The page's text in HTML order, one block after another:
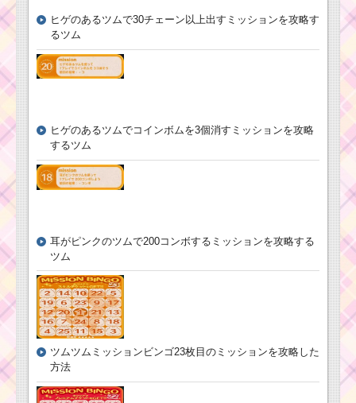
を使って1プレイで6回
ツムツム8月ピクサー
ィランズツムが
帽子をかぶったツム
ヒゲのあるツムで30チェーン以上出すミッションを攻略す
るツム
ヒゲのあるツムでコインボムを3個消すミッションを攻略
するツム
耳がピンクのツムで200コンボするミッションを攻略する
ツム
ツムツムミッションビンゴ23枚目のミッションを攻略した
方法